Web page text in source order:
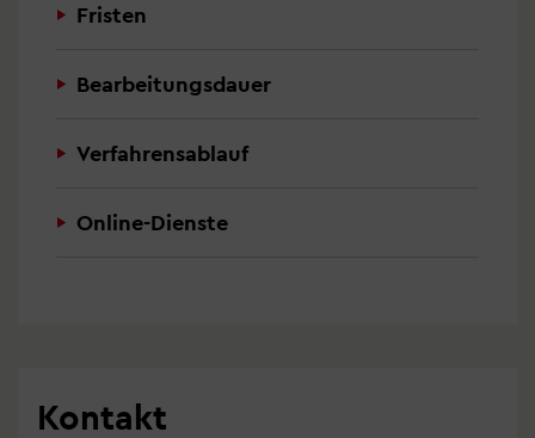
Fristen
Bearbeitungsdauer
Verfahrensablauf
Online-Dienste
Kontakt